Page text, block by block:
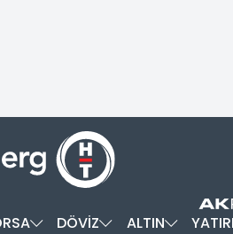
DÖVİZ ALTIN